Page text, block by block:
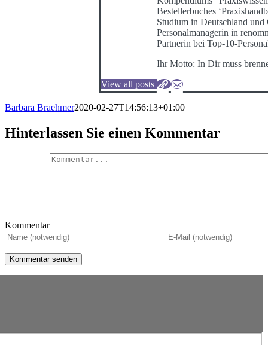
Bestellerbuches
Studium in Deutschland
Personalmanagerin in
Partnerin bei Top-10-
Ihr Motto: In Dir muss
View all posts
Barbara Braehmer2020-02-27T14:56:13+01:00
Hinterlassen Sie einen Kommentar
Kommentar